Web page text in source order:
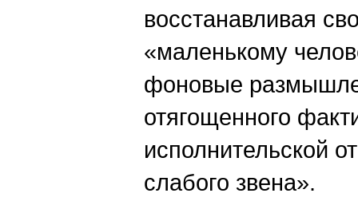
восстанавливая
«маленькому
фоновые
отягощенного
исполнительской
слабого звена».